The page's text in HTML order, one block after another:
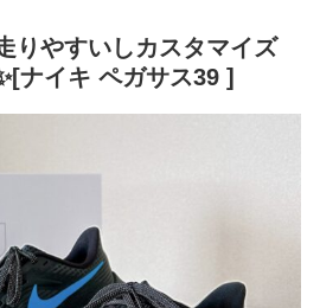
りやすいしカスタマイズ
ナイキ ペガサス39 ]